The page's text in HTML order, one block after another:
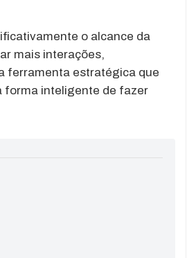
o alcance da
mais interações,
ferramenta estratégica que
forma inteligente de fazer